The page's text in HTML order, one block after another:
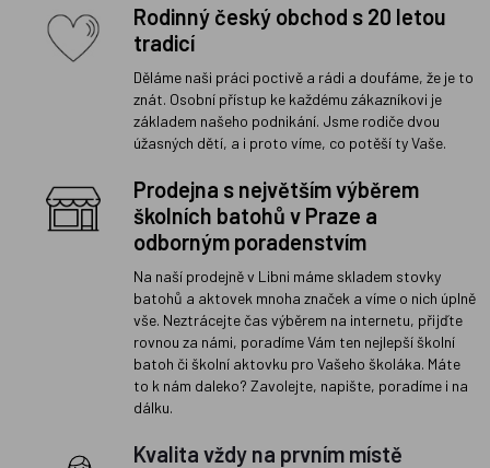
Rodinný český obchod s 20 letou
tradicí
Děláme naši práci poctivě a rádi a doufáme, že je to
znát. Osobní přístup ke každému zákazníkovi je
základem našeho podnikání. Jsme rodiče dvou
úžasných dětí, a i proto víme, co potěší ty Vaše.
Prodejna s největším výběrem
školních batohů v Praze a
odborným poradenstvím
Na naší prodejně v Libni máme skladem stovky
batohů a aktovek mnoha značek a víme o nich úplně
vše. Neztrácejte čas výběrem na internetu, přijďte
rovnou za námi, poradíme Vám ten nejlepší školní
batoh či školní aktovku pro Vašeho školáka. Máte
to k nám daleko? Zavolejte, napište, poradíme i na
dálku.
Kvalita vždy na prvním místě